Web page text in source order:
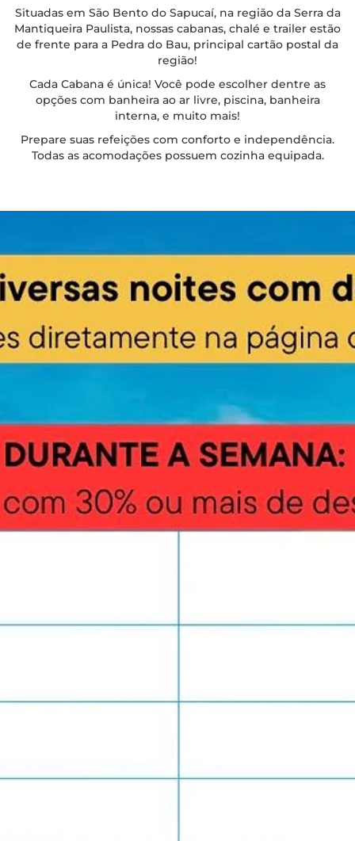
Situadas em São Bento do Sapucaí, na região da Serra da
Mantiqueira Paulista, nossas cabanas, chalé e trailer estão
de frente para a Pedra do Bau, principal cartão postal da
região!
Cada Cabana é única! Você pode escolher dentre as
opções com banheira ao ar livre, piscina, banheira
interna, e muito mais!
Prepare suas refeições com conforto e independência.
Todas as acomodações possuem cozinha equipada.